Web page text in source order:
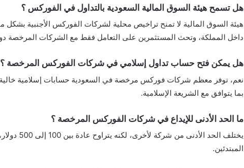
هل تسمح هيئة السوق المالية السعودية بالتداول في الفوركس ؟
هيئة السوق المالية لا تمنح تراخيص محلية لشركات الفوركس الأجنبية بشكل
داخل المملكة، وتحث المستثمرين على التعامل فقط مع الشركات المرخصة
هل يمكن فتح حساب تداول إسلامي في شركات الفوركس المرخصة ؟
نعم، توفر معظم شركات فوركس مرخصة في السعودية حسابات إسلامية خالية
بما يتوافق مع الشريعة الإسلامية.
ما الحد الأدنى للإيداع في شركات الفوركس المرخصة ؟
يختلف الحد
المبتدئين.